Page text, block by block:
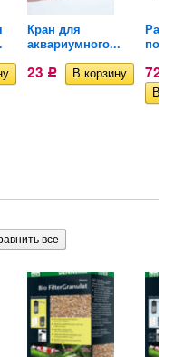
Кран для
аквариумного...
23 Р 720